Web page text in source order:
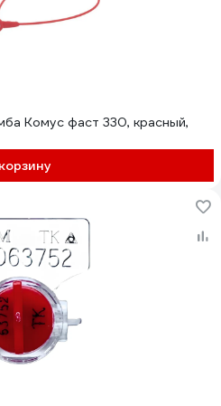
Комус фаст 330, красный,